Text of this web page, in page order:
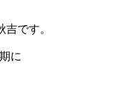
です。
に